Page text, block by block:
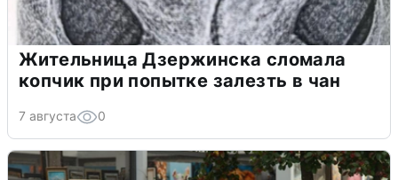
Жительница Дзержинска сломала
копчик при попытке залезть в чан
7 августа 0